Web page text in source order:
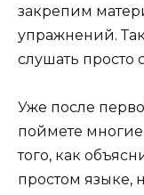
закрепим
упражнений.
слушать просто
Уже после
поймете
того, как
простом языке,